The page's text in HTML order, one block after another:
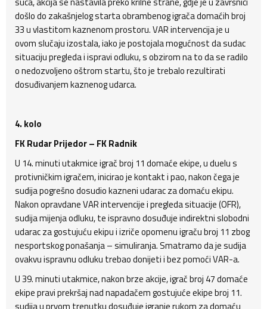
došlo do zakašnjelog starta obrambenog igrača domaćih broj
33 u vlastitom kaznenom prostoru. VAR intervencija je u
ovom slučaju izostala, iako je postojala mogućnost da sudac
situaciju pregleda i ispravi odluku, s obzirom na to da se radilo
o nedozvoljeno oštrom startu, što je trebalo rezultirati
dosuđivanjem kaznenog udarca.
4. kolo
FK Rudar Prijedor – FK Radnik
U 14. minuti utakmice igrač broj 11 domaće ekipe, u duelu s
protivničkim igračem, inicirao je kontakt i pao, nakon čega je
sudija pogrešno dosudio kazneni udarac za domaću ekipu.
Nakon opravdane VAR intervencije i pregleda situacije (OFR),
sudija mijenja odluku, te ispravno dosuđuje indirektni slobodni
udarac za gostujuću ekipu i izriče opomenu igraču broj 11 zbog
nesportskog ponašanja – simuliranja. Smatramo da je sudija
ovakvu ispravnu odluku trebao donijeti i bez pomoći VAR-a.
U 39. minuti utakmice, nakon brze akcije, igrač broj 47 domaće
ekipe pravi prekršaj nad napadačem gostujuće ekipe broj 11.